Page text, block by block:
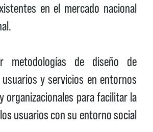
en el mercado nacional
metodologías de diseño de
usuarios y servicios en entornos
organizacionales para facilitar la
usuarios con su entorno social